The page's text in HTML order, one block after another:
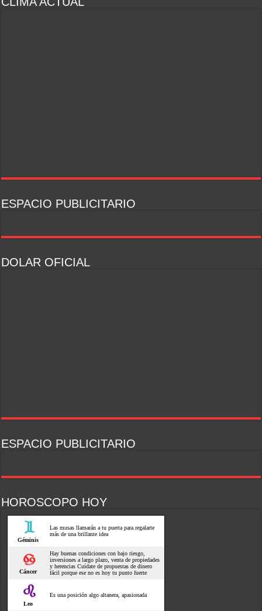
ESPACIO PUBLICITARIO
DOLAR OFICIAL
ESPACIO PUBLICITARIO
HOROSCOPO HOY